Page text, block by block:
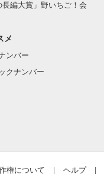
長編大賞」野いちご！会
メ
ンバー
クナンバー
権について ヘルプ